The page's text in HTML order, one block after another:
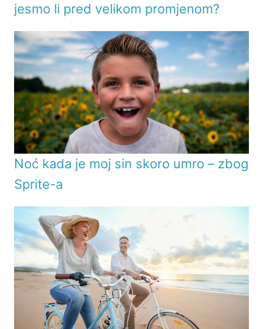
jesmo li pred velikom promjenom?
Noć kada je moj sin skoro umro – zbog
Sprite-a